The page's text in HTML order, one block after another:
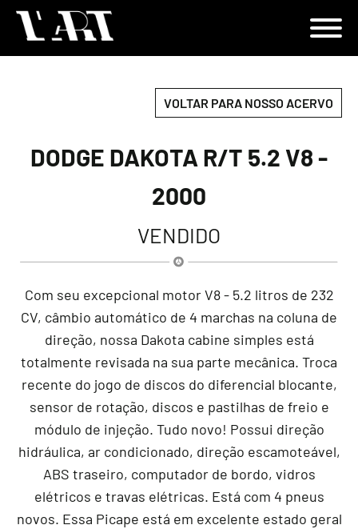
VOLTAR PARA NOSSO ACERVO
DODGE DAKOTA R/T 5.2 V8 -
2000
VENDIDO
Com seu excepcional motor V8 - 5.2 litros de 232
CV, câmbio automático de 4 marchas na coluna de
direção, nossa Dakota cabine simples está
totalmente revisada na sua parte mecânica. Troca
recente do jogo de discos do diferencial blocante,
sensor de rotação, discos e pastilhas de freio e
módulo de injeção. Tudo novo! Possui direção
hidráulica, ar condicionado, direção escamoteável,
ABS traseiro, computador de bordo, vidros
elétricos e travas elétricas. Está com 4 pneus
novos. Essa Picape está em excelente estado geral